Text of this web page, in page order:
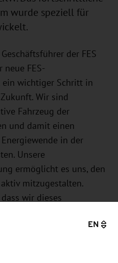
wurde speziell für
der FES
neue FES-
ein wichtiger Schritt in
Wir sind
Fahrzeug der
und damit einen
in der
Unsere
ermöglicht es uns, den
mitzugestalten.
wir dieses
konnten. Für eine
Antriebsarten,
EN